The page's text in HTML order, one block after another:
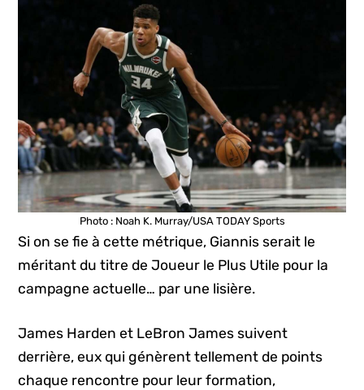
Photo : Noah K. Murray/USA TODAY Sports
Si on se fie à cette métrique, Giannis serait le
méritant du titre de Joueur le Plus Utile pour la
campagne actuelle… par une lisière.
James Harden et LeBron James suivent
derrière, eux qui génèrent tellement de points
chaque rencontre pour leur formation,